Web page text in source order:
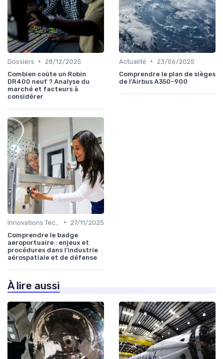
Dossiers •
28/12/2025
Combien coûte un Robin
DR400 neuf ? Analyse du
marché et facteurs à
considérer
Actualité •
23/06/2025
Comprendre le plan de sièges
de l'Airbus A350-900
•
27/11/2025
Comprendre le badge
aeroportuaire : enjeux et
procédures dans l’industrie
aérospatiale et de défense
À lire aussi